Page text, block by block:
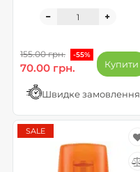
155.00 грн. -55%
70.00 грн. Купити
Швидке замовлення
SALE